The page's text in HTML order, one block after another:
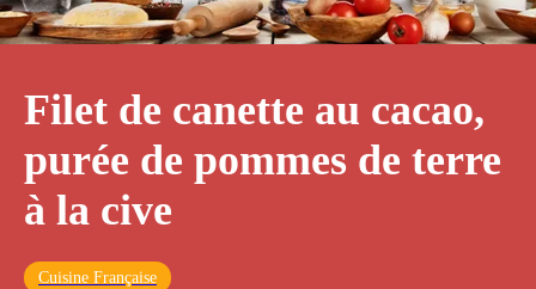
Filet de canette au cacao,
purée de pommes de terre
à la cive
Cuisine Française